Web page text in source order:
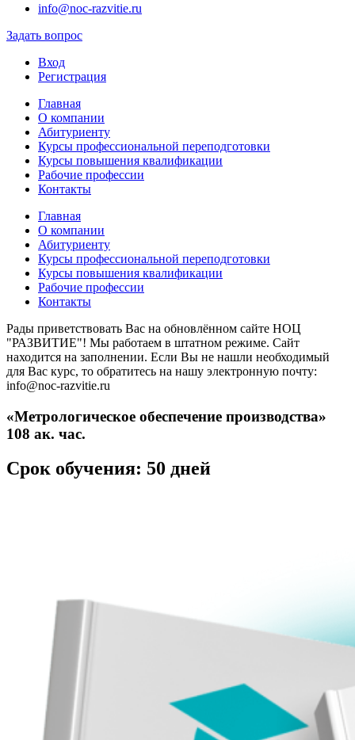
info@noc-razvitie.ru
Задать вопрос
Вход
Регистрация
Главная
О компании
Абитуриенту
Курсы профессиональной переподготовки
Курсы повышения квалификации
Рабочие профессии
Контакты
Главная
О компании
Абитуриенту
Курсы профессиональной переподготовки
Курсы повышения квалификации
Рабочие профессии
Контакты
Рады приветствовать Вас на обновлённом сайте НОЦ
"РАЗВИТИЕ"! Мы работаем в штатном режиме. Сайт
находится на заполнении. Если Вы не нашли необходимый
для Вас курс, то обратитесь на нашу электронную почту:
info@noc-razvitie.ru
«Метрологическое обеспечение производства»
108 ак. час.
Срок обучения: 50 дней